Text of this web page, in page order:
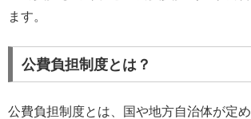
ます。
公費負担制度とは？
公費負担制度とは、国や地方自治体が定